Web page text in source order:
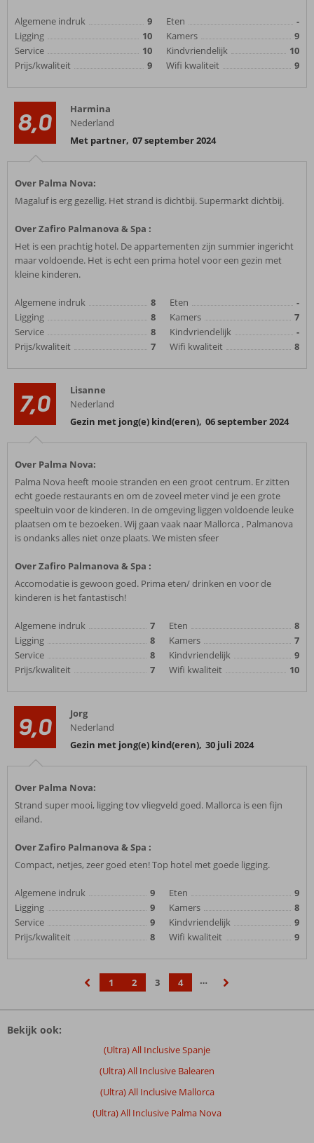
Algemene indruk
9
Ligging
10
Service
10
Prijs/kwaliteit
9
Eten
-
Kamers
9
Kindvriendelijk
10
Wifi kwaliteit
9
8,0
Harmina
Nederland
Met partner, 07 september 2024
Over Palma Nova:
Magaluf is erg gezellig. Het strand is dichtbij. Supermarkt dichtbij.
Over Zafiro Palmanova & Spa :
Het is een prachtig hotel. De appartementen zijn summier ingericht
maar voldoende. Het is echt een prima hotel voor een gezin met
kleine kinderen.
Algemene indruk
8
Ligging
8
Service
8
Prijs/kwaliteit
7
Eten
-
Kamers
7
Kindvriendelijk
-
Wifi kwaliteit
8
7,0
Lisanne
Nederland
Gezin met jong(e) kind(eren), 06 september 2024
Over Palma Nova:
Palma Nova heeft mooie stranden en een groot centrum. Er zitten
echt goede restaurants en om de zoveel meter vind je een grote
speeltuin voor de kinderen. In de omgeving liggen voldoende leuke
plaatsen om te bezoeken. Wij gaan vaak naar Mallorca , Palmanova
is ondanks alles niet onze plaats. We misten sfeer
Over Zafiro Palmanova & Spa :
Accomodatie is gewoon goed. Prima eten/ drinken en voor de
kinderen is het fantastisch!
Algemene indruk
7
Ligging
8
Service
8
Prijs/kwaliteit
7
Eten
8
Kamers
7
Kindvriendelijk
9
Wifi kwaliteit
10
9,0
Jorg
Nederland
Gezin met jong(e) kind(eren), 30 juli 2024
Over Palma Nova:
Strand super mooi, ligging tov vliegveld goed. Mallorca is een fijn
eiland.
Over Zafiro Palmanova & Spa :
Compact, netjes, zeer goed eten! Top hotel met goede ligging.
Algemene indruk
9
Ligging
9
Service
9
Prijs/kwaliteit
8
Eten
9
Kamers
8
Kindvriendelijk
9
Wifi kwaliteit
9
1 2 3 4
…
Bekijk ook:
(Ultra) All Inclusive Spanje
(Ultra) All Inclusive Balearen
(Ultra) All Inclusive Mallorca
(Ultra) All Inclusive Palma Nova